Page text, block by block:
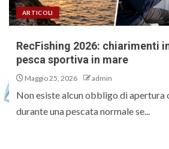
ARTICOLI
RecFishing 2026: chiarimenti
pesca sportiva in mare
Maggio 25, 2026 admin
Non esiste alcun obbligo di apertura
durante una pescata normale se...